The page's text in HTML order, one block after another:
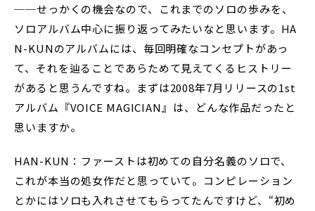
──せっかくの機会なので、これまでのソロの歩みを、
ソロアルバム中心に振り返ってみたいなと思います。HA
N-KUNのアルバムには、毎回明確なコンセプトがあっ
て、それを辿ることであらためて見えてくるヒストリー
があると思うんですね。まずは2008年7月リリースの1st
アルバム『VOICE MAGICIAN』は、どんな作品だったと
思いますか。
HAN-KUN：ファーストは初めての自分名義のソロで、
これが本当の処女作だと思っていて。コンピレーション
とかにはソロも入れさせてもらってたんですけど、“初め